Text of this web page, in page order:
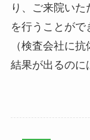
り、ご来院い
を行うことがで
（検査会社に
結果が出るのに